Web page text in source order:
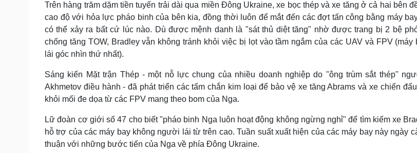
Trên hàng trăm dặm tiền tuyến trải dài qua miền Đông Ukraine, xe bọc thép và xe tăng ở cả hai bên
cao độ với hỏa lực pháo binh của bên kia, đồng thời luôn để mắt đến các đợt tấn công bằng máy
có thể xảy ra bất cứ lúc nào. Dù được mệnh danh là "sát thủ diệt tăng" nhờ được trang bị 2 bệ
chống tăng TOW, Bradley vẫn không tránh khỏi việc bị lọt vào tầm ngắm của các UAV và FPV
lái góc nhìn thứ nhất).
Sáng kiến ​​Mặt trận Thép - một nỗ lực chung của nhiều doanh nghiệp do "ông trùm sắt thép"
Akhmetov điều hành - đã phát triển các tấm chắn kim loại để bảo vệ xe tăng Abrams và xe chiến
khỏi mối đe dọa từ các FPV mang theo bom của Nga.
Lữ đoàn cơ giới số 47 cho biết "pháo binh Nga luôn hoạt động không ngừng nghỉ" để tìm kiếm xe
hỗ trợ của các máy bay không người lái từ trên cao. Tuần suất xuất hiện của các máy bay này ngày
thuận với những bước tiến của Nga về phía Đông Ukraine.